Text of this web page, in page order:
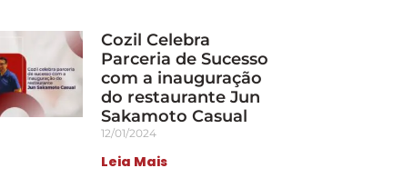
Cozil Celebra
Parceria de Sucesso
com a inauguração
do restaurante Jun
Sakamoto Casual
12/01/2024
Leia Mais